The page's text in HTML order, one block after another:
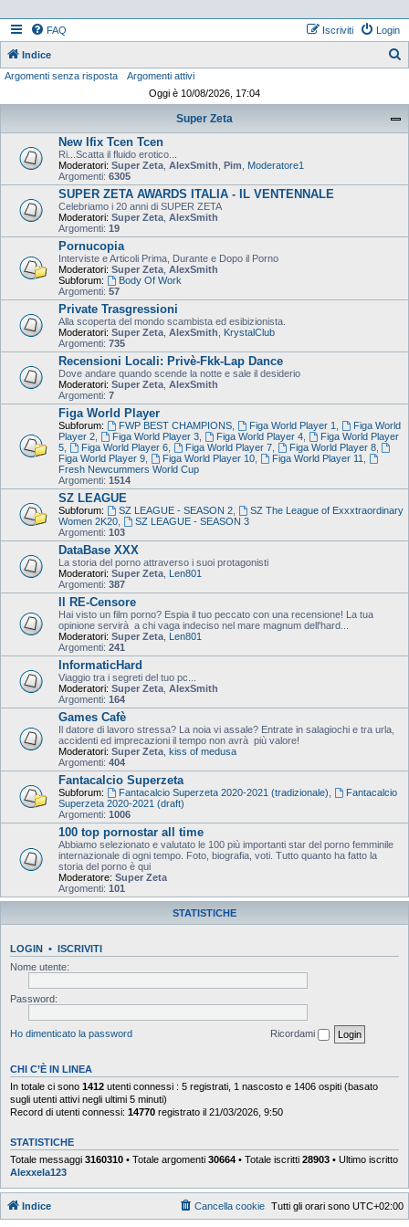
FAQ Login
Iscriviti
Indice
Argomenti senza risposta
Argomenti attivi
Oggi è 10/08/2026, 17:04
Super Zeta
New Ifix Tcen Tcen
Ri...Scatta il fluido erotico...
Moderatori: Super Zeta AlexSmith Pim
Moderatore1
Argomenti: 6305
SUPER ZETA AWARDS ITALIA - IL VENTENNALE
Celebriamo i 20 anni di SUPER ZETA
Moderatori: Super Zeta AlexSmith
Argomenti: 19
Pornucopia
Interviste e Articoli Prima, Durante e Dopo il Porno
Moderatori: Super Zeta AlexSmith
Subforum:
Body Of Work
Argomenti: 57
Private Trasgressioni
Alla scoperta del mondo scambista ed esibizionista.
Moderatori: Super Zeta AlexSmith
KrystalClub
Argomenti: 735
Recensioni Locali: Privè-Fkk-Lap Dance
Dove andare quando scende la notte e sale il desiderio
Moderatori: Super Zeta AlexSmith
Argomenti: 7
Figa World Player
Subforum: FWP BEST CHAMPIONS, Figa World Player 1
Figa World
Player 2
Figa World Player 3, Figa World Player 4,
Figa World Player
5
Figa World Player 6, Figa World Player 7, Figa World Player 8,
Figa World Player 9
Figa World Player 10, Figa World Player 11
Fresh Newcummers World Cup
Argomenti: 1514
SZ LEAGUE
Subforum: SZ LEAGUE - SEASON 2,
SZ The League of Exxxtraordinary
Women 2K20
SZ LEAGUE - SEASON 3
Argomenti: 103
DataBase XXX
La storia del porno attraverso i suoi protagonisti
Moderatori: Super Zeta Len801
Argomenti: 387
Il RE-Censore
Hai visto un film porno? Espia il tuo peccato con una recensione! La tua
opinione servirà a chi vaga indeciso nel mare magnum dell'hard...
Moderatori: Super Zeta Len801
Argomenti: 241
InformaticHard
Viaggio tra i segreti del tuo pc...
Moderatori: Super Zeta AlexSmith
Argomenti: 164
Games Cafè
Il datore di lavoro stressa? La noia vi assale? Entrate in salagiochi e tra urla,
accidenti ed imprecazioni il tempo non avrà più valore!
Moderatori: Super Zeta kiss of medusa
Argomenti: 404
Fantacalcio Superzeta
Subforum: Fantacalcio Superzeta 2020-2021 (tradizionale)
Fantacalcio
Superzeta 2020-2021 (draft)
Argomenti: 1006
100 top pornostar all time
Abbiamo selezionato e valutato le 100 più importanti star del porno femminile
internazionale di ogni tempo. Foto, biografia, voti. Tutto quanto ha fatto la
storia del porno è qui
Moderatore: Super Zeta
Argomenti: 101
STATISTICHE
LOGIN • ISCRIVITI
Nome utente:
Password:
Ho dimenticato la password Ricordami
CHI C’È IN LINEA
In totale ci sono 1412 utenti connessi : 5 registrati, 1 nascosto e 1406 ospiti (basato
sugli utenti attivi negli ultimi 5 minuti)
Record di utenti connessi: 14770 registrato il 21/03/2026, 9:50
STATISTICHE
Totale messaggi 3160310 • Totale argomenti 30664 • Totale iscritti 28903 • Ultimo iscritto
Alexxela123
Indice Tutti gli orari sono UTC+02:00
Cancella cookie